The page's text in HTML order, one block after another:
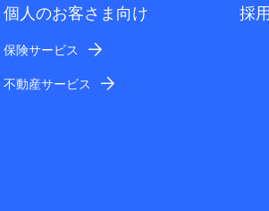
個人のお客さま向け
保険サービス
不動産サービス
採